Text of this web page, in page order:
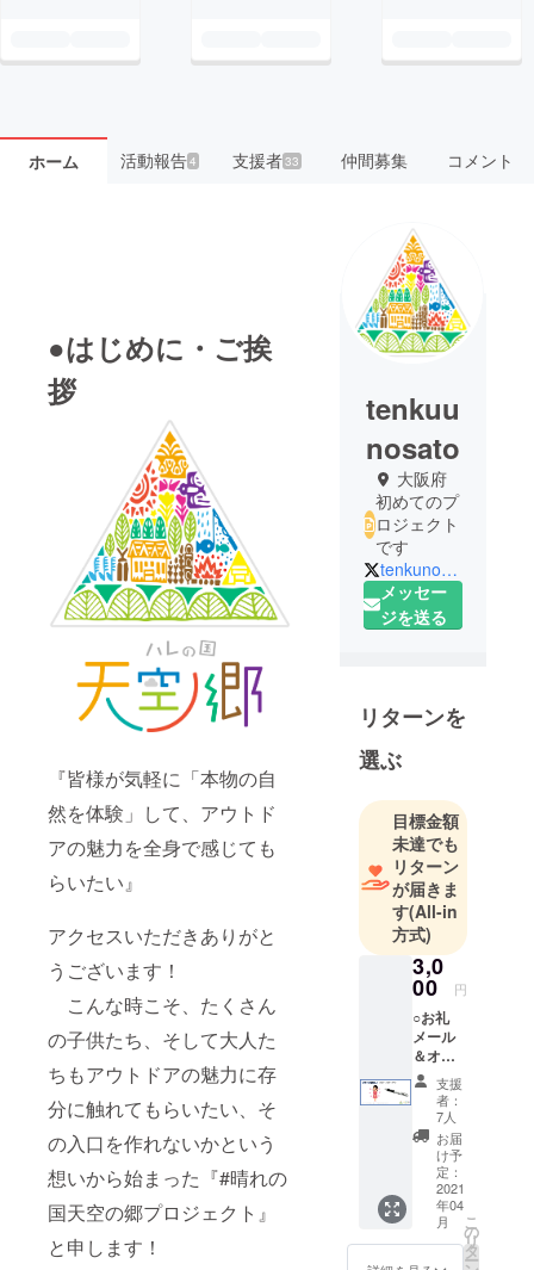
ホーム 活動報告4 支援者33 仲間募集 コメント
●はじめに・ご挨
拶
『皆様が気軽に「本物の自
然を体験」して、アウトド
アの魅力を全身で感じても
らいたい』
アクセスいただきありがと
うございます！
こんな時こそ、たくさん
の子供たち、そして大人た
ちもアウトドアの魅力に存
分に触れてもらいたい、そ
の入口を作れないかという
想いから始まった『#晴れの
国天空の郷プロジェクト』
と申します！
tenkuu
nosato
大阪府
初めてのプ
ロジェクト
です
tenkunosato_y_n
メッセー
ジを送る
リターンを
選ぶ
目標金額
未達でも
リターン
が届きま
す(All-in
方式)
3,0
00 円
○お礼
メール
＆オリ
ジナル2
色ボー
ルペン
天空の
郷プロ
ジェク
トから
のお礼
メール
と、天
空の郷
支援
者：
7人
お届
け予
定：
2021
年04
月
こ
の
リ
タ
ー